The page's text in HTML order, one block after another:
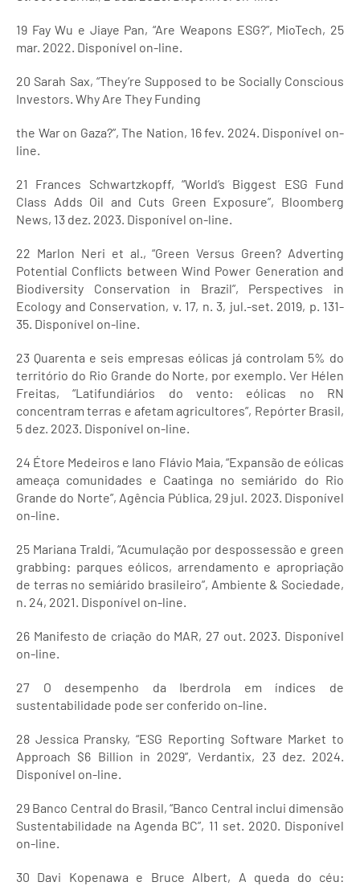
19 Fay Wu e Jiaye Pan, “Are Weapons ESG?”, MioTech, 25
mar. 2022. Disponível on-line.
20 Sarah Sax, “They’re Supposed to be Socially Conscious
Investors. Why Are They Funding
the War on Gaza?”, The Nation, 16 fev. 2024. Disponível on-
line.
21 Frances Schwartzkopff, “World’s Biggest ESG Fund
Class Adds Oil and Cuts Green Exposure”, Bloomberg
News, 13 dez. 2023. Disponível on-line.
22 Marlon Neri et al., “Green Versus Green? Adverting
Potential Conflicts between Wind Power Generation and
Biodiversity Conservation in Brazil”, Perspectives in
Ecology and Conservation, v. 17, n. 3, jul.-set. 2019, p. 131-
35. Disponível on-line.
23 Quarenta e seis empresas eólicas já controlam 5% do
território do Rio Grande do Norte, por exemplo. Ver Hélen
Freitas, “Latifundiários do vento: eólicas no RN
concentram terras e afetam agricultores”, Repórter Brasil,
5 dez. 2023. Disponível on-line.
24 Étore Medeiros e Iano Flávio Maia, “Expansão de eólicas
ameaça comunidades e Caatinga no semiárido do Rio
Grande do Norte”, Agência Pública, 29 jul. 2023. Disponível
on-line.
25 Mariana Traldi, “Acumulação por despossessão e green
grabbing: parques eólicos, arrendamento e apropriação
de terras no semiárido brasileiro”, Ambiente & Sociedade,
n. 24, 2021. Disponível on-line.
26 Manifesto de criação do MAR, 27 out. 2023. Disponível
on-line.
27 O desempenho da Iberdrola em índices de
sustentabilidade pode ser conferido on-line.
28 Jessica Pransky, “ESG Reporting Software Market to
Approach $6 Billion in 2029”, Verdantix, 23 dez. 2024.
Disponível on-line.
29 Banco Central do Brasil, “Banco Central inclui dimensão
Sustentabilidade na Agenda BC”, 11 set. 2020. Disponível
on-line.
30 Davi Kopenawa e Bruce Albert, A queda do céu: